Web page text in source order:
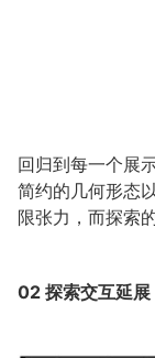
回归到每一个展
简约的几何形态
限张力，而探索
02 探索交互延展